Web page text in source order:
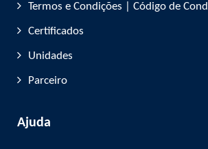
Termos e Condições | Código de
Certificados
Unidades
Parceiro
Ajuda